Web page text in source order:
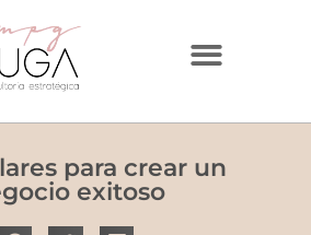
para crear un
exitoso